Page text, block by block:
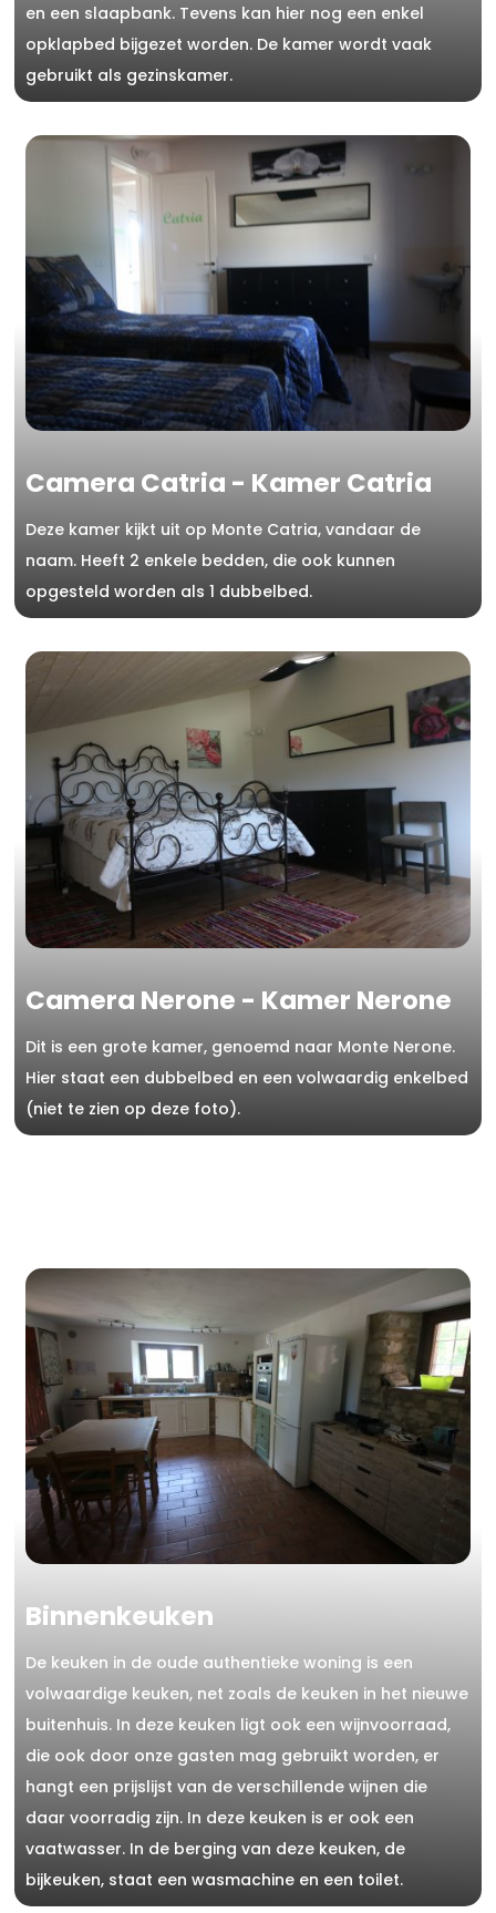
en een slaapbank. Tevens kan hier nog een enkel
opklapbed bijgezet worden. De kamer wordt vaak
gebruikt als gezinskamer.
Camera Catria - Kamer Catria
Deze kamer kijkt uit op Monte Catria, vandaar de
naam. Heeft 2 enkele bedden, die ook kunnen
opgesteld worden als 1 dubbelbed.
Camera Nerone - Kamer Nerone
Dit is een grote kamer, genoemd naar Monte Nerone.
Hier staat een dubbelbed en een volwaardig enkelbed
(niet te zien op deze foto).
Binnenkeuken
De keuken in de oude authentieke woning is een
volwaardige keuken, net zoals de keuken in het nieuwe
buitenhuis. In deze keuken ligt ook een wijnvoorraad,
die ook door onze gasten mag gebruikt worden, er
hangt een prijslijst van de verschillende wijnen die
daar voorradig zijn. In deze keuken is er ook een
vaatwasser. In de berging van deze keuken, de
bijkeuken, staat een wasmachine en een toilet.